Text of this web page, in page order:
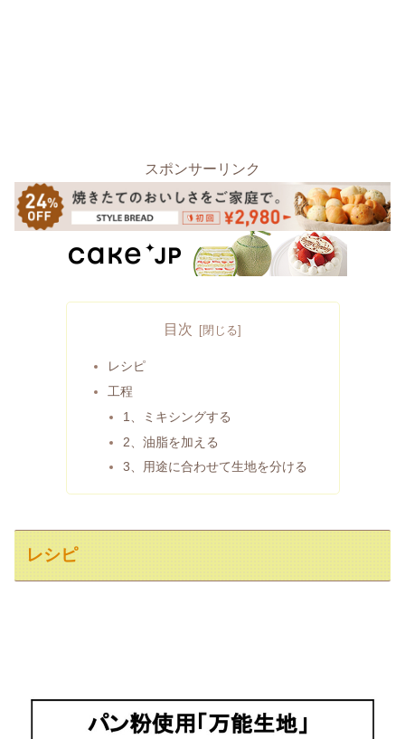
スポンサーリンク
目次
レシピ
工程
1、ミキシングする
2、油脂を加える
3、用途に合わせて生地を分ける
レシピ